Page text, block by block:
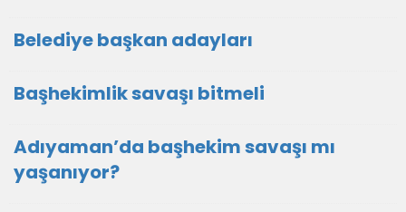
Belediye başkan adayları
Başhekimlik savaşı bitmeli
Adıyaman’da başhekim savaşı mı
yaşanıyor?